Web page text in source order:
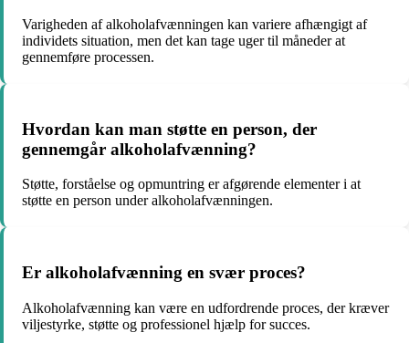
Varigheden af alkoholafvænningen kan variere afhængigt af
individets situation, men det kan tage uger til måneder at
gennemføre processen.
Hvordan kan man støtte en person, der
gennemgår alkoholafvænning?
Støtte, forståelse og opmuntring er afgørende elementer i at
støtte en person under alkoholafvænningen.
Er alkoholafvænning en svær proces?
Alkoholafvænning kan være en udfordrende proces, der kræver
viljestyrke, støtte og professionel hjælp for succes.